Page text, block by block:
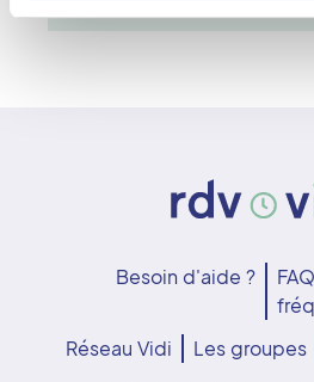
Besoin d'aide ?
Réseau Vidi
Les groupes